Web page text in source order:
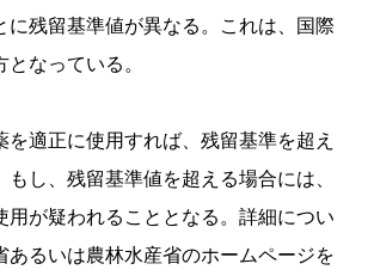
に残留基準値が異なる。これは、国際
なっている。
を適正に使用すれば、残留基準を超え
もし、残留基準値を超える場合には、
用が疑われることとなる。詳細につい
あるいは農林水産省のホームページを